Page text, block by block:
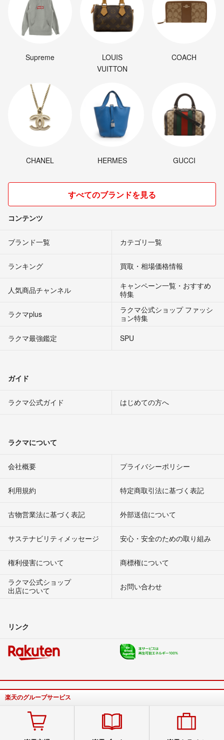
Supreme
LOUIS
VUITTON
COACH
CHANEL HERMES GUCCI
すべてのブランドを見る
コンテンツ
ブランド一覧 カテゴリ一覧
ランキング 買取・相場価格情報
人気商品チャンネル
キャンペーン一覧・おすすめ
特集
ラクマplus
ラクマ公式ショップ ファッシ
ョン特集
ラクマ最強鑑定
SPU
ガイド
ラクマ公式ガイド はじめての方へ
ラクマについて
会社概要 プライバシーポリシー
利用規約 特定商取引法に基づく表記
古物営業法に基づく表記 外部送信について
サステナビリティメッセージ 安心・安全のための取り組み
権利侵害について
商標権について
ラクマ公式ショップ
出店について
お問い合わせ
リンク
楽天のグループサービス